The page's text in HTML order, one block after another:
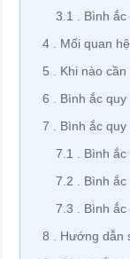
3.1
Bình
4
Mối quan
5
Khi nào
6
Bình ắc
7
Bình ắc quy
7.1
Bình ắc
7.2
Bình ắc
7.3
Bình ắc
8
Hướng dẫn